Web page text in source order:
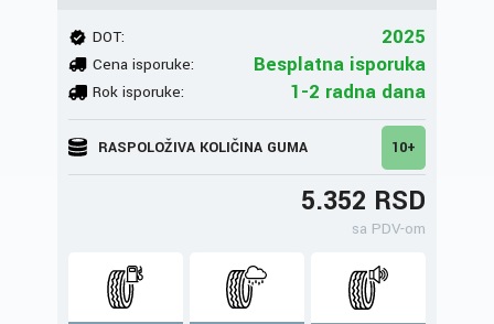
DOT: 2025
Cena isporuke: Besplatna isporuka
Rok isporuke: 1-2 radna dana
RASPOLOŽIVA KOLIČINA GUMA 10+
5.352 RSD
sa PDV-om